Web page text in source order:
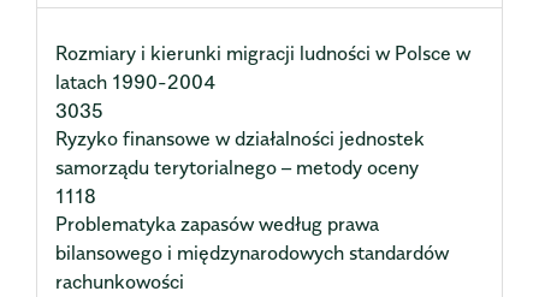
Rozmiary i kierunki migracji ludności w Polsce w
latach 1990-2004
3035
Ryzyko finansowe w działalności jednostek
samorządu terytorialnego – metody oceny
1118
Problematyka zapasów według prawa
bilansowego i międzynarodowych standardów
rachunkowości